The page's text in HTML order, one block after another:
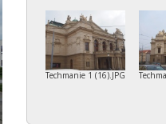
Techmanie 1 (16).JPG